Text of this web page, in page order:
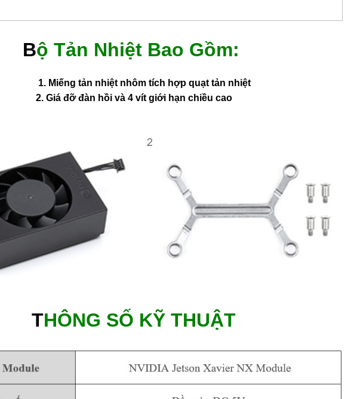
Bộ Tản Nhiệt Bao Gồm:
1. Miếng tản nhiệt nhôm tích hợp quạt tản nhiệt
2. Giá đỡ đàn hồi và 4 vít giới hạn chiều cao
THÔNG SỐ KỸ THUẬT